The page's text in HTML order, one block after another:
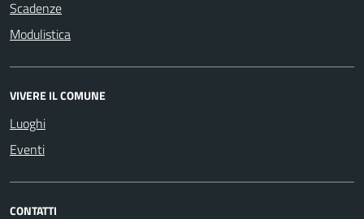
Scadenze
Modulistica
VIVERE IL COMUNE
Luoghi
Eventi
CONTATTI